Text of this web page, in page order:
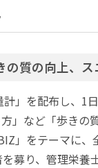
質の向上、
」を配布し、1
」など「歩きの
」をテーマに
募り、管理栄